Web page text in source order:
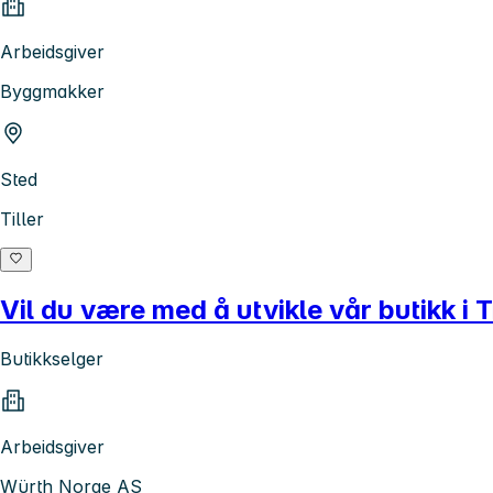
Arbeidsgiver
Byggmakker
Sted
Tiller
Vil du være med å utvikle vår butikk i
Butikkselger
Arbeidsgiver
Würth Norge AS